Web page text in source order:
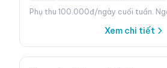
Phụ thu 100.000đ/ngày cuối tuần.
Xem chi tiết